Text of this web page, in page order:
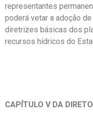
representantes
poderá vetar a adoção
diretrizes básicas dos
recursos hídricos do
CAPÍTULO V DA